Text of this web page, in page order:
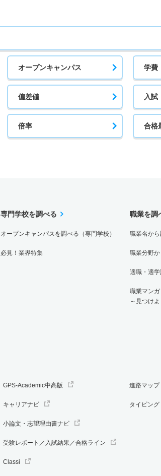
オープンキャンパス 学費
偏差値 入試
倍率 合格
専門学校を調べる
オープンキャンパスを調べる（専門学校）
必見！業界特集
職業を調
職業名か
職業分野
適職・適
職業マンガ
～見つけ
GPS-Academic中高版
キャリアナビ
小論文・志望理由書ナビ
受験レポート／入試結果／合格ライン
Classi
進路マップ
タイピング